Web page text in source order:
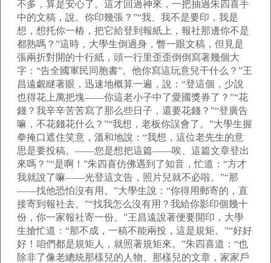
不多，算是安心了。這才回過神來，一把抽過朱四喜手
中的文稿，說。你印幾張？”“我、我不是要印，我是
想，想托你一樁，把它給登到報紙上，報社那邊你不是
都熟嗎？”這時，大學生倒過身，瞥一眼文稿，但見是
張兩折對開的十行紙，頭一行里歪歪倒倒寫著幾個大
字：“告全國軍民同胞書”。他你寫這玩意兒干什么？”王
昌遠覷瞇著眼，迅速地概算一遍，說：“登這個，少說
也得花上萬把塊——你這老小子中了愛國獎券了？”“花
錢？我辛辛苦苦寫了那么些日子，還要花錢？”“登廣告
嘛，不花錢花什么？”“我想，老板你誤會了。”大學生握
拳掩口遮住笑意，溫和地說：“我想，這位老先生的意
思是要投稿。——您是想把這篇——唉、這篇文章登出
來嗎？”“是啊！”朱四喜仿佛遇到了知音，忙道：“方才
我就說了嘛——光登這文告，照片兒就不必啦。”“那
——找他恐怕沒有用。”大學生說：“你得用郵寄的，直
接寄到報社去。”“找我怎么沒有用？我給你影印個幾十
份，你一家報社寄一份。”王昌遠說著便要開印，大學
生搶忙道：“那不成，一稿不能兩投，這是規矩。”“好好
好！咱們都是規矩人，就照著規矩來。”朱四喜道：“也
除非了像老總統那樣兒的人物、那樣兒的文章，家家戶